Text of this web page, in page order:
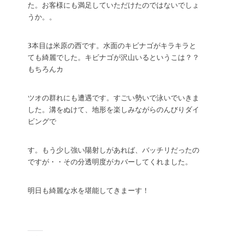
た。お客様にも満足していただけたのではないでしょ
うか。。
3本目は米原の西です。水面のキビナゴがキラキラと
ても綺麗でした。キビナゴが沢山いるというこは？？
もちろんカ
ツオの群れにも遭遇です。すごい勢いで泳いでいきま
した。溝をぬけて、地形を楽しみながらのんびりダイ
ビングで
す。もう少し強い陽射しがあれば、バッチリだったの
ですが・・その分透明度がカバーしてくれました。
明日も綺麗な水を堪能してきまーす！